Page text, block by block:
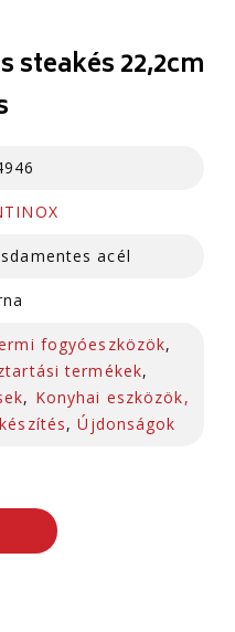
steakés 22,2cm
acél
fogyóeszközök,
termékek,
, Konyhai eszközök,
,Újdonságok